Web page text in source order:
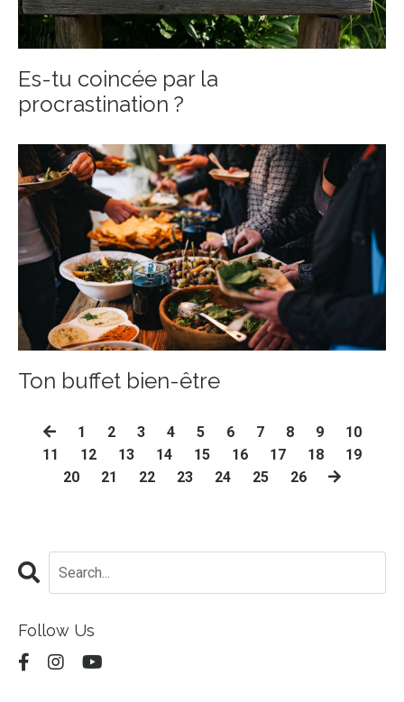
Es-tu coincée par la
procrastination ?
Ton buffet bien-être
1 2 3 4 5 6 7 8 9
10
11
12 13 14 15 16 17 18
19
20
21 22 23 24 25 26
Follow Us